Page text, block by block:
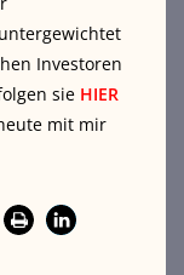
Investoren
sie HIER
mit mir